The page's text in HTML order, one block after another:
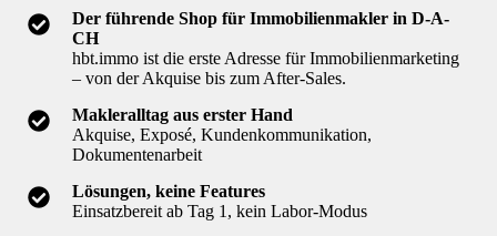
Der führende Shop für Immobilienmakler in D-A-
CH
hbt.immo ist die erste Adresse für Immobilienmarketing
– von der Akquise bis zum After-Sales.
Makleralltag aus erster Hand
Akquise, Exposé, Kundenkommunikation,
Dokumentenarbeit
Lösungen, keine Features
Einsatzbereit ab Tag 1, kein Labor-Modus